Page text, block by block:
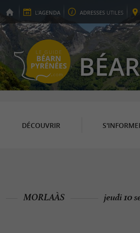
L'AGENDA ADRESSES UTILES
DÉCOUVRIR
MORLAÀS jeudi 10